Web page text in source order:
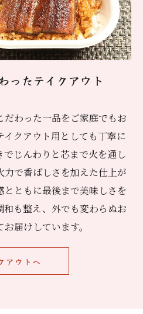
ったテイクアウト
わった一品をご家庭でもお
クアウト用としても丁寧に
でじんわりと芯まで火を通し
で香ばしさを加えた仕上が
とともに最後まで美味しさを
も整え、外でも変わらぬお
届けしています。
アウトへ